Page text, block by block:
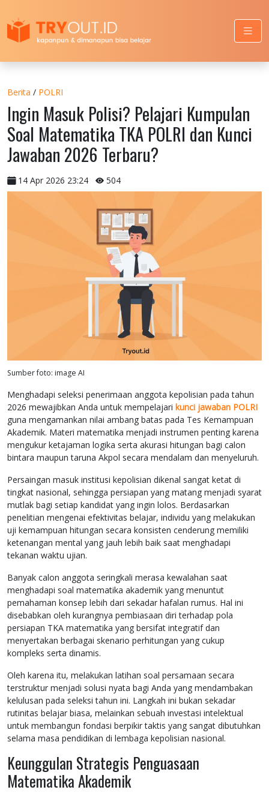
Berita / POLRI
Ingin Masuk Polisi? Pelajari Kumpulan
Soal Matematika TKA POLRI dan Kunci
Jawaban 2026 Terbaru?
14 Apr 2026 23:24 504
Sumber foto: image AI
Menghadapi seleksi penerimaan anggota kepolisian pada tahun
2026 mewajibkan Anda untuk mempelajari kunci jawaban POLRI
guna mengamankan nilai ambang batas pada Tes Kemampuan
Akademik. Materi matematika menjadi instrumen penting karena
mengukur ketajaman logika serta akurasi hitungan bagi calon
bintara maupun taruna Akpol secara mendalam dan menyeluruh.
Persaingan masuk institusi kepolisian dikenal sangat ketat di
tingkat nasional, sehingga persiapan yang matang menjadi syarat
mutlak bagi setiap kandidat yang ingin lolos. Berdasarkan
penelitian mengenai efektivitas belajar, individu yang melakukan
uji kemampuan hitungan secara konsisten cenderung memiliki
ketenangan mental yang jauh lebih baik saat menghadapi
tekanan waktu ujian.
Banyak calon anggota seringkali merasa kewalahan saat
menghadapi soal matematika akademik yang menuntut
pemahaman konsep lebih dari sekadar hafalan rumus. Hal ini
disebabkan oleh kurangnya pembiasaan diri terhadap pola
persiapan TKA matematika yang bersifat integratif dan
menyertakan berbagai skenario perhitungan yang cukup
kompleks serta dinamis.
Oleh karena itu, melakukan latihan soal persamaan secara
terstruktur menjadi solusi nyata bagi Anda yang mendambakan
kelulusan pada seleksi tahun ini. Langkah ini bukan sekadar
rutinitas belajar biasa, melainkan sebuah investasi intelektual
untuk membangun fondasi berpikir taktis yang sangat dibutuhkan
selama masa pendidikan di lembaga kepolisian nasional.
Keunggulan Strategis Penguasaan
Matematika Akademik